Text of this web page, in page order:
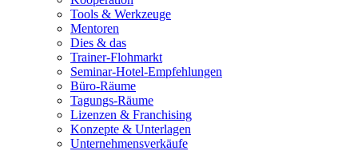
Tools & Werkzeuge
Mentoren
Dies & das
Trainer-Flohmarkt
Seminar-Hotel-Empfehlungen
Büro-Räume
Tagungs-Räume
Lizenzen & Franchising
Konzepte & Unterlagen
Unternehmensverkäufe